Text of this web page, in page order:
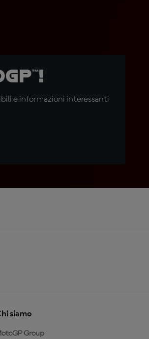
e informazioni interessanti
siamo
Group